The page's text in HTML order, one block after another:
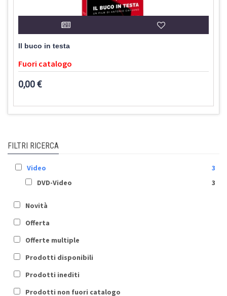
Il buco in testa
Fuori catalogo
0,00 €
FILTRI RICERCA
Video
3
DVD-Video
3
Novità
Offerta
Offerte multiple
Prodotti disponibili
Prodotti inediti
Prodotti non fuori catalogo